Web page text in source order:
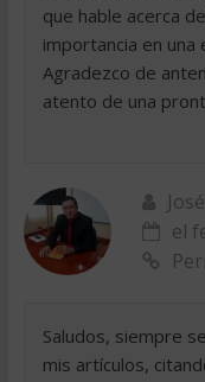
que hable acerca
importancia en una
Agradezco de
atento de una
el
Saludos, siempre
mis artículos,